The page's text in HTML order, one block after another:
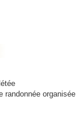
randonnée organisée